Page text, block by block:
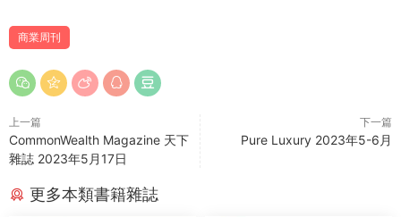
商業周刊
上一篇
CommonWealth Magazine 天下
雜誌 2023年5月17日
下一篇
Pure Luxury 2023年5-6月
更多本類書籍雜誌